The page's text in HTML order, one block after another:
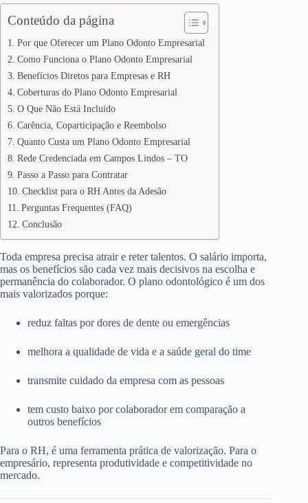
Conteúdo da página
Por que Oferecer um Plano Odonto Empresarial
Como Funciona o Plano Odonto Empresarial
Benefícios Diretos para Empresas e RH
Coberturas do Plano Odonto Empresarial
O Que Não Está Incluído
Carência, Coparticipação e Reembolso
Quanto Custa um Plano Odonto Empresarial
Rede Credenciada em Campos Lindos – TO
Passo a Passo para Contratar
Checklist para o RH Antes da Adesão
Perguntas Frequentes (FAQ)
Conclusão
Toda empresa precisa atrair e reter talentos. O salário importa,
mas os benefícios são cada vez mais decisivos na escolha e
permanência do colaborador. O plano odontológico é um dos
mais valorizados porque:
reduz faltas por dores de dente ou emergências
melhora a qualidade de vida e a saúde geral do time
transmite cuidado da empresa com as pessoas
tem custo baixo por colaborador em comparação a
outros benefícios
Para o RH, é uma ferramenta prática de valorização. Para o
empresário, representa produtividade e competitividade no
mercado.